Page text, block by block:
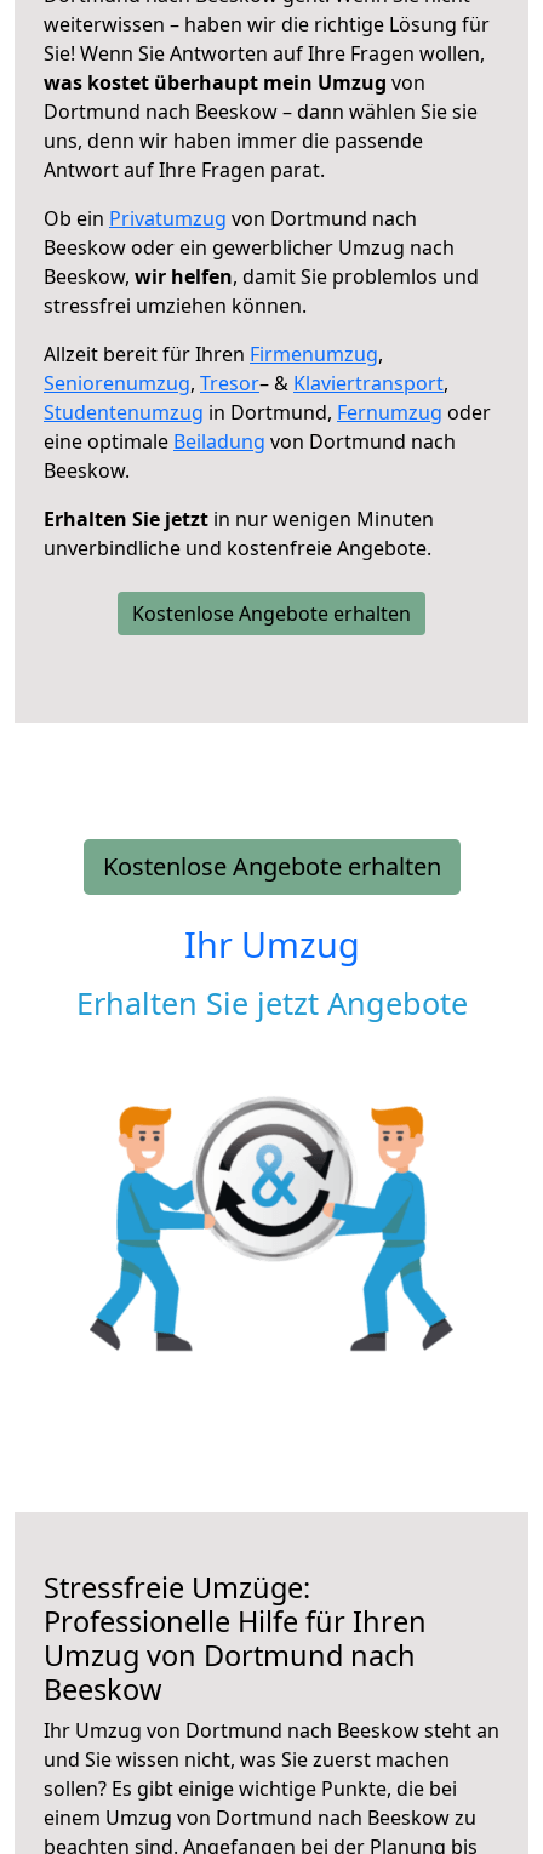
weiterwissen – haben wir die richtige Lösung für
Sie! Wenn Sie Antworten auf Ihre Fragen wollen,
was kostet überhaupt mein Umzug von
Dortmund nach Beeskow – dann wählen Sie sie
uns, denn wir haben immer die passende
Antwort auf Ihre Fragen parat.
Ob ein Privatumzug von Dortmund nach
Beeskow oder ein gewerblicher Umzug nach
Beeskow, wir helfen, damit Sie problemlos und
stressfrei umziehen können.
Allzeit bereit für Ihren Firmenumzug,
Seniorenumzug, Tresor– & Klaviertransport,
Studentenumzug in Dortmund, Fernumzug oder
eine optimale Beiladung von Dortmund nach
Beeskow.
Erhalten Sie jetzt in nur wenigen Minuten
unverbindliche und kostenfreie Angebote.
Kostenlose Angebote erhalten
Kostenlose Angebote erhalten
Ihr Umzug
Erhalten Sie jetzt Angebote
Stressfreie Umzüge:
Professionelle Hilfe für Ihren
Umzug von Dortmund nach
Beeskow
Ihr Umzug von Dortmund nach Beeskow steht an
und Sie wissen nicht, was Sie zuerst machen
sollen? Es gibt einige wichtige Punkte, die bei
einem Umzug von Dortmund nach Beeskow zu
beachten sind. Angefangen bei der Planung bis